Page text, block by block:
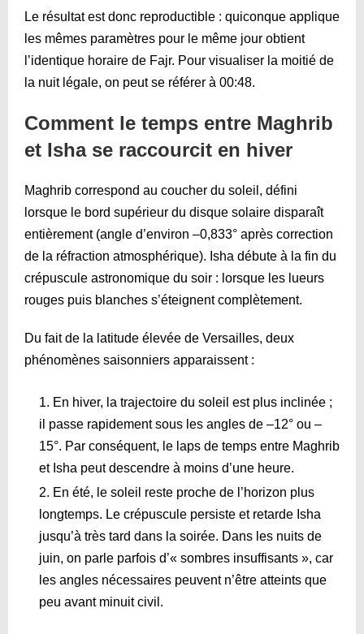
Le résultat est donc reproductible : quiconque applique
les mêmes paramètres pour le même jour obtient
l’identique horaire de Fajr. Pour visualiser la moitié de
la nuit légale, on peut se référer à 00:48.
Comment le temps entre Maghrib
et Isha se raccourcit en hiver
Maghrib correspond au coucher du soleil, défini
lorsque le bord supérieur du disque solaire disparaît
entièrement (angle d’environ –0,833° après correction
de la réfraction atmosphérique). Isha débute à la fin du
crépuscule astronomique du soir : lorsque les lueurs
rouges puis blanches s’éteignent complètement.
Du fait de la latitude élevée de Versailles, deux
phénomènes saisonniers apparaissent :
En hiver, la trajectoire du soleil est plus inclinée ;
il passe rapidement sous les angles de –12° ou –
15°. Par conséquent, le laps de temps entre Maghrib
et Isha peut descendre à moins d’une heure.
En été, le soleil reste proche de l’horizon plus
longtemps. Le crépuscule persiste et retarde Isha
jusqu’à très tard dans la soirée. Dans les nuits de
juin, on parle parfois d’« sombres insuffisants », car
les angles nécessaires peuvent n’être atteints que
peu avant minuit civil.